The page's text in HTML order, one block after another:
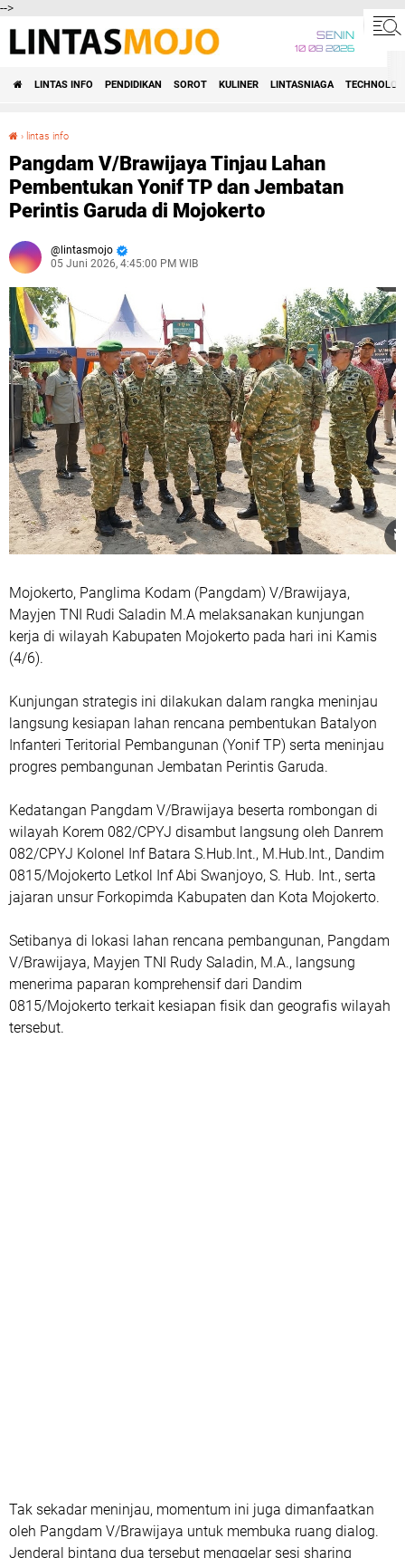
-->
SENIN
10 08 2026
LINTAS INFO PENDIDIKAN SOROT KULINER LINTASNIAGA
› lintas info
Pangdam V/Brawijaya Tinjau Lahan
Pembentukan Yonif TP dan Jembatan
Perintis Garuda di Mojokerto
lintasmojo
05 Juni 2026, 4:45:00 PM WIB
Mojokerto, Panglima Kodam (Pangdam) V/Brawijaya,
Mayjen TNI Rudi Saladin M.A melaksanakan kunjungan
kerja di wilayah Kabupaten Mojokerto pada hari ini Kamis
(4/6).
Kunjungan strategis ini dilakukan dalam rangka meninjau
langsung kesiapan lahan rencana pembentukan Batalyon
Infanteri Teritorial Pembangunan (Yonif TP) serta meninjau
progres pembangunan Jembatan Perintis Garuda.
Kedatangan Pangdam V/Brawijaya beserta rombongan di
wilayah Korem 082/CPYJ disambut langsung oleh Danrem
082/CPYJ Kolonel Inf Batara S.Hub.Int., M.Hub.Int., Dandim
0815/Mojokerto Letkol Inf Abi Swanjoyo, S. Hub. Int., serta
jajaran unsur Forkopimda Kabupaten dan Kota Mojokerto.
Setibanya di lokasi lahan rencana pembangunan, Pangdam
V/Brawijaya, Mayjen TNI Rudy Saladin, M.A., langsung
menerima paparan komprehensif dari Dandim
0815/Mojokerto terkait kesiapan fisik dan geografis wilayah
tersebut.
Tak sekadar meninjau, momentum ini juga dimanfaatkan
oleh Pangdam V/Brawijaya untuk membuka ruang dialog.
Jenderal bintang dua tersebut menggelar sesi sharing